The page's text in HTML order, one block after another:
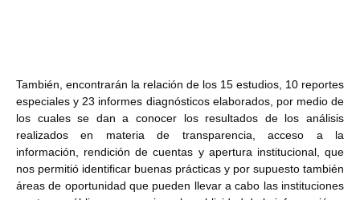
También, encontrarán la relación de los 15 estudios, 10 reportes
especiales y 23 informes diagnósticos elaborados, por medio de
los cuales se dan a conocer los resultados de los análisis
realizados en materia de transparencia, acceso a la
información, rendición de cuentas y apertura institucional, que
nos permitió identificar buenas prácticas y por supuesto también
áreas de oportunidad que pueden llevar a cabo las instituciones